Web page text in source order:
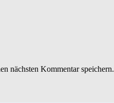
nächsten Kommentar speichern.